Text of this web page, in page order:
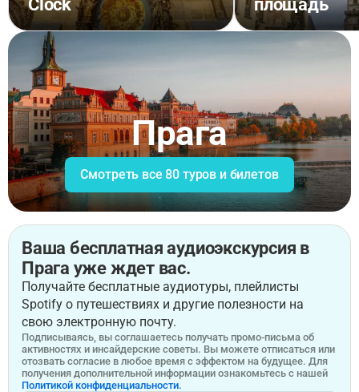
Clock
площадь
Прага
Смотреть все 80 туров и билетов
Ваша бесплатная аудиоэкскурсия в
Прага уже ждет вас.
Получайте бесплатные аудиотуры, плейлисты
Spotify о путешествиях и другие полезности на
свою электронную почту.
Подписываясь, вы соглашаетесь получать промо-письма об
активностях и инсайдерские советы. Вы можете отписаться или
отозвать согласие в любое время с эффектом на будущее. Для
получения дополнительной информации ознакомьтесь с нашей
Политикой конфиденциальности.